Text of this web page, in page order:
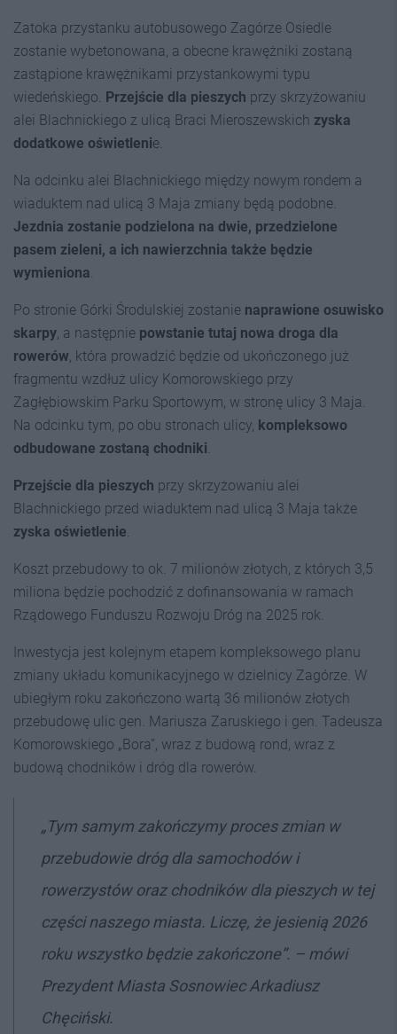
Zatoka przystanku autobusowego Zagórze Osiedle
zostanie wybetonowana, a obecne krawężniki zostaną
zastąpione krawężnikami przystankowymi typu
wiedeńskiego. Przejście dla pieszych przy skrzyżowaniu
alei Blachnickiego z ulicą Braci Mieroszewskich zyska
dodatkowe oświetlenie.
Na odcinku alei Blachnickiego między nowym rondem a
wiaduktem nad ulicą 3 Maja zmiany będą podobne.
Jezdnia zostanie podzielona na dwie, przedzielone
pasem zieleni, a ich nawierzchnia także będzie
wymieniona.
Po stronie Górki Środulskiej zostanie naprawione osuwisko
skarpy, a następnie powstanie tutaj nowa droga dla
rowerów, która prowadzić będzie od ukończonego już
fragmentu wzdłuż ulicy Komorowskiego przy
Zagłębiowskim Parku Sportowym, w stronę ulicy 3 Maja.
Na odcinku tym, po obu stronach ulicy, kompleksowo
odbudowane zostaną chodniki.
Przejście dla pieszych przy skrzyżowaniu alei
Blachnickiego przed wiaduktem nad ulicą 3 Maja także
zyska oświetlenie.
Koszt przebudowy to ok. 7 milionów złotych, z których 3,5
miliona będzie pochodzić z dofinansowania w ramach
Rządowego Funduszu Rozwoju Dróg na 2025 rok.
Inwestycja jest kolejnym etapem kompleksowego planu
zmiany układu komunikacyjnego w dzielnicy Zagórze. W
ubiegłym roku zakończono wartą 36 milionów złotych
przebudowę ulic gen. Mariusza Zaruskiego i gen. Tadeusza
Komorowskiego „Bora”, wraz z budową rond, wraz z
budową chodników i dróg dla rowerów.
„Tym samym zakończymy proces zmian w
przebudowie dróg dla samochodów i
rowerzystów oraz chodników dla pieszych w tej
części naszego miasta. Liczę, że jesienią 2026
roku wszystko będzie zakończone”. – mówi
Prezydent Miasta Sosnowiec Arkadiusz
Chęciński.